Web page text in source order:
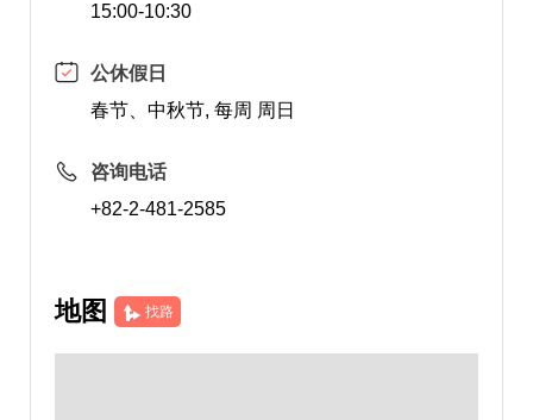
15:00-10:30
公休假日
春节、中秋节, 每周 周日
咨询电话
+82-2-481-2585
地图 找路